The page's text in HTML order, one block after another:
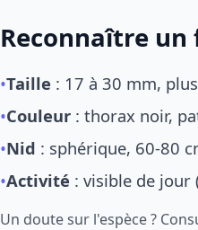
Reconnaître
•Taille : 17 à 30 mm,
•Couleur : thorax noir,
•Nid : sphérique, 60-80
•Activité : visible de
Un doute sur l'espèce ?